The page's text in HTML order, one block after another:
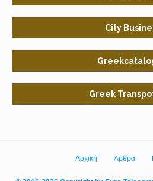
City
Greek
Αρχική Άρθρα